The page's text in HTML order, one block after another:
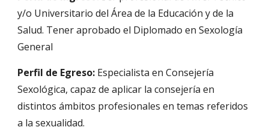
y/o Universitario del Área de la Educación y de la
Salud. Tener aprobado el Diplomado en Sexología
General
Perfil de Egreso: Especialista en Consejería
Sexológica, capaz de aplicar la consejería en
distintos ámbitos profesionales en temas referidos
a la sexualidad.